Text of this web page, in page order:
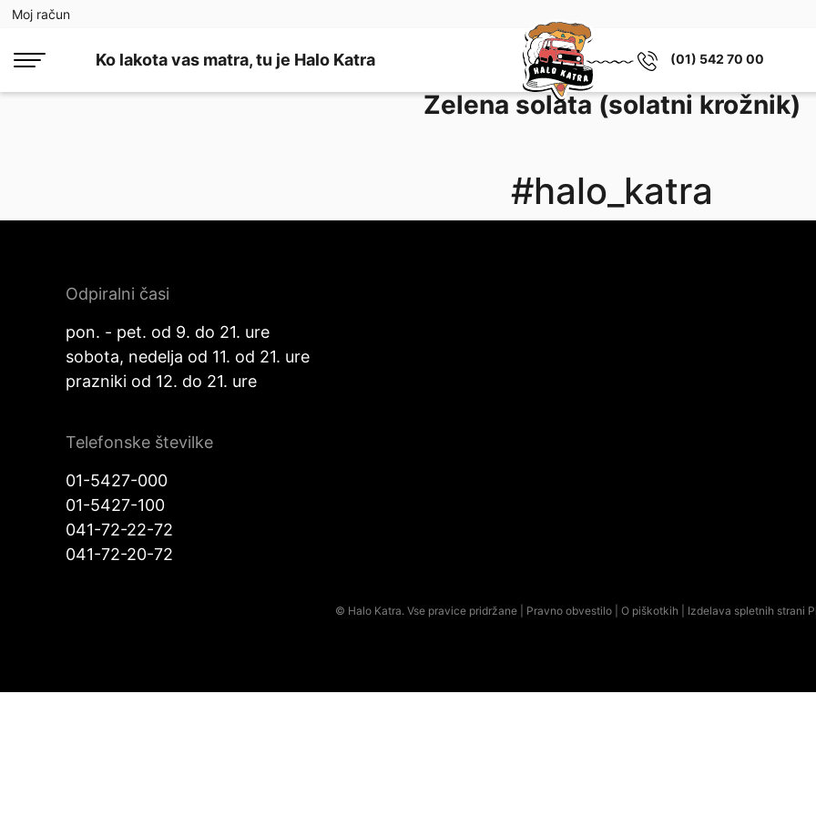
Moj račun
Ko lakota vas matra, tu je Halo Katra (01) 542 70 00
Zelena solata (solatni krožnik)
#halo_katra
Odpiralni časi
pon. - pet. od 9. do 21. ure
sobota, nedelja od 11. od 21. ure
prazniki od 12. do 21. ure
Telefonske številke
01-5427-000
01-5427-100
041-72-22-72
041-72-20-72
© Halo Katra. Vse pravice pridržane | Pravno obvestilo O piškotkih | Izdelava spletnih strani